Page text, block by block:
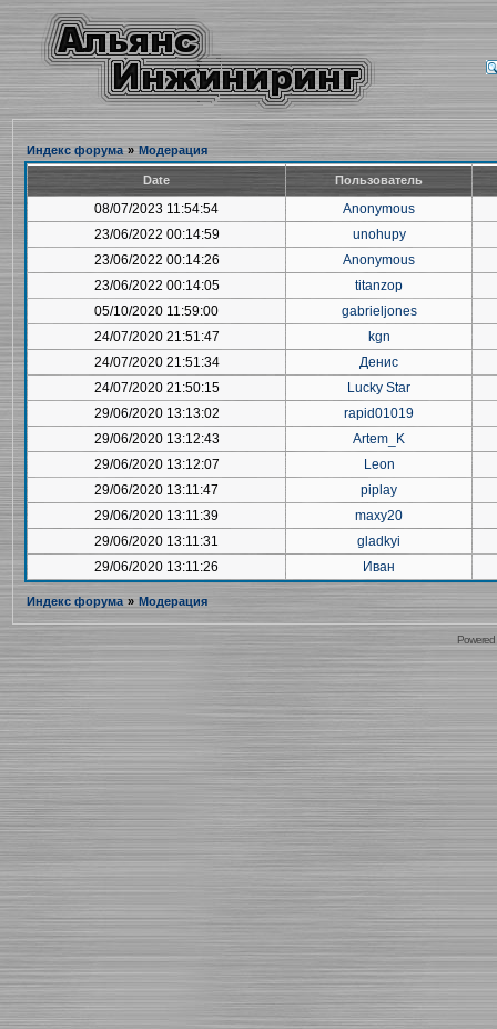
Индекс форума » Модерация
Date Пользователь
08/07/2023 11:54:54
Anonymous
23/06/2022 00:14:59
unohupy
23/06/2022 00:14:26
Anonymous
23/06/2022 00:14:05
titanzop
05/10/2020 11:59:00
gabrieljones
24/07/2020 21:51:47
kgn
24/07/2020 21:51:34
Денис
24/07/2020 21:50:15
Lucky Star
29/06/2020 13:13:02
rapid01019
29/06/2020 13:12:43
Artem_K
29/06/2020 13:12:07
Leon
29/06/2020 13:11:47
piplay
29/06/2020 13:11:39
maxy20
29/06/2020 13:11:31
gladkyi
29/06/2020 13:11:26
Иван
Индекс форума » Модерация